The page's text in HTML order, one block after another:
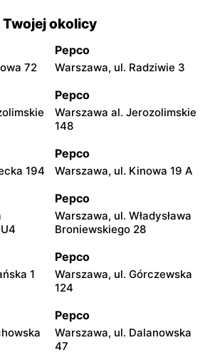
Twojej okolicy
72
Pepco
Warszawa, ul. Radziwie 3
Pepco
Warszawa al. Jerozolimskie
148
194
Pepco
Warszawa, ul. Kinowa 19 A
Pepco
Warszawa, ul. Władysława
Broniewskiego 28
1
Pepco
Warszawa, ul. Górczewska
124
Pepco
Warszawa, ul. Dalanowska
47